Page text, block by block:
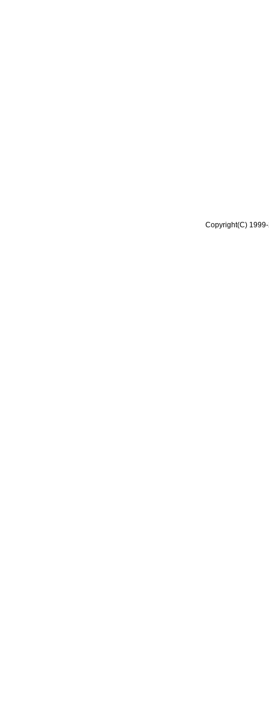
Copyright(C)